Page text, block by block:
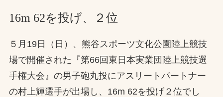
会社概要
検索
16m 62を投げ、２位
５月19日（日）、熊谷スポーツ文化公園陸上競技
場で開催された『第66回東日本実業団陸上競技選
手権大会』の男子砲丸投にアスリートパートナー
の村上輝選手が出場し、16m 62を投げ２位でし